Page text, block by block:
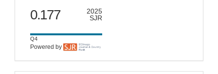
scimago
0.177
2025
SJR
Q4
Powered by